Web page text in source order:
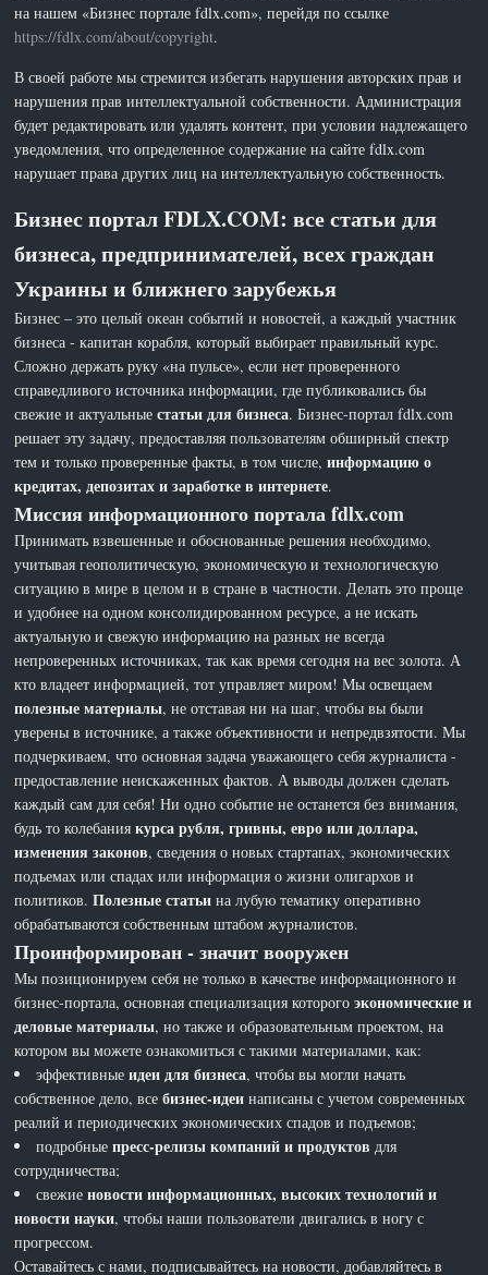
на нашем «Бизнес портале fdlx.com», перейдя по ссылке
https://fdlx.com/about/copyright.
В своей работе мы стремится избегать нарушения авторских прав и
нарушения прав интеллектуальной собственности. Администрация
будет редактировать или удалять контент, при условии надлежащего
уведомления, что определенное содержание на сайте fdlx.com
нарушает права других лиц на интеллектуальную собственность.
Бизнес портал FDLX.COM: все статьи для
бизнеса, предпринимателей, всех граждан
Украины и ближнего зарубежья
Бизнес – это целый океан событий и новостей, а каждый участник
бизнеса - капитан корабля, который выбирает правильный курс.
Сложно держать руку «на пульсе», если нет проверенного
справедливого источника информации, где публиковались бы
свежие и актуальныестатьи для бизнеса. Бизнес-портал fdlx.com
решает эту задачу, предоставляя пользователям обширный спектр
тем и только проверенные факты, в том числе,информацию о
кредитах, депозитах и заработке в интернете.
Миссия информационного портала fdlx.com
Принимать взвешенные и обоснованные решения необходимо,
учитывая геополитическую, экономическую и технологическую
ситуацию в мире в целом и в стране в частности. Делать это проще
и удобнее на одном консолидированном ресурсе, а не искать
актуальную и свежую информацию на разных не всегда
непроверенных источниках, так как время сегодня на вес золота. А
кто владеет информацией, тот управляет миром! Мы освещаем
полезные материалы, не отставая ни на шаг, чтобы вы были
уверены в источнике, а также объективности и непредвзятости. Мы
подчеркиваем, что основная задача уважающего себя журналиста -
предоставление неискаженных фактов. А выводы должен сделать
каждый сам для себя! Ни одно событие не останется без внимания,
будь то колебаниякурса рубля, гривны, евро или доллара,
изменения законов, сведения о новых стартапах, экономических
подъемах или спадах или информация о жизни олигархов и
политиков.Полезные статьи на лубую тематику оперативно
обрабатываются собственным штабом журналистов.
Проинформирован - значит вооружен
Мы позиционируем себя не только в качестве информационного и
бизнес-портала, основная специализация которогоэкономические и
деловые материалы, но также и образовательным проектом, на
котором вы можете ознакомиться с такими материалами, как:
эффективныеидеи для бизнеса, чтобы вы могли начать
собственное дело, всебизнес-идеи написаны с учетом современных
реалий и периодических экономических спадов и подъемов;
подробныепресс-релизы компаний и продуктов для
сотрудничества;
свежиеновости информационных, высоких технологий и
новости науки, чтобы наши пользователи двигались в ногу с
прогрессом.
Оставайтесь с нами, подписывайтесь на новости, добавляйтесь в